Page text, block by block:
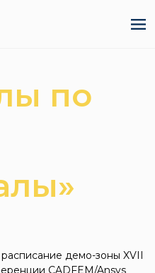
по